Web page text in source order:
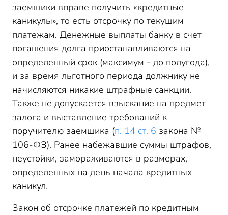
заемщики вправе получить «кредитные
каникулы», то есть отсрочку по текущим
платежам. Денежные выплаты банку в счет
погашения долга приостанавливаются на
определенный срок (максимум - до полугода),
и за время льготного периода должнику не
начисляются никакие штрафные санкции.
Также не допускается взыскание на предмет
залога и выставление требований к
поручителю заемщика (п. 14 ст. 6 закона №
106-ФЗ). Ранее набежавшие суммы штрафов,
неустойки, замораживаются в размерах,
определенных на день начала кредитных
каникул.
Закон об отсрочке платежей по кредитным